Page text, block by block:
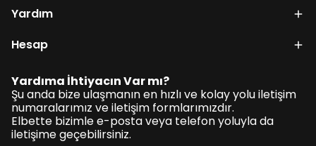
Yardım
Hesap
Yardıma İhtiyacın Var mı?
Şu anda bize ulaşmanın en hızlı ve kolay yolu iletişim
numaralarımız ve iletişim formlarımızdır.
Elbette bizimle e-posta veya telefon yoluyla da
iletişime geçebilirsiniz.